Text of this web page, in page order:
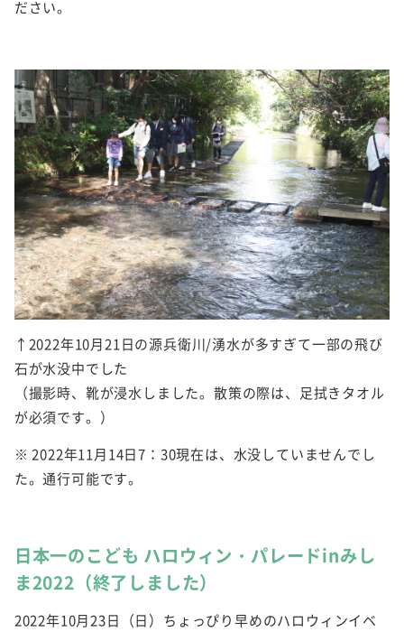
ださい。
↑2022年10月21日の源兵衛川/湧水が多すぎて一部の飛び
石が水没中でした
（撮影時、靴が浸水しました。散策の際は、足拭きタオル
が必須です。）
※ 2022年11月14日7：30現在は、水没していませんでし
た。通行可能です。
日本一のこども ハロウィン・パレードinみし
ま2022（終了しました）
2022年10月23日（日）ちょっぴり早めのハロウィンイベ